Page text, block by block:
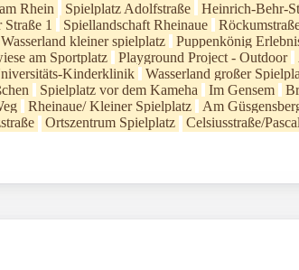
Rhein Spielplatz Adolfstraße Heinrich-Behr-
Straße 1
Spiellandschaft Rheinaue
Wasserland kleiner spielplatz
Puppenkönig
am Sportplatz
Playground Project - Outdoor
Kinderklinik
Wasserland großer
Spielplatz vor dem Kameha Im Gensem
Rheinaue/ Kleiner Spielplatz Am
Ortszentrum Spielplatz Celsiusstraße/